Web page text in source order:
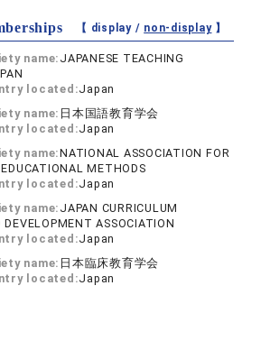
【 display / non-display】
name: JAPANESE TEACHING
located:Japan
name: 日本国語教育学会
located:Japan
name:NATIONAL ASSOCIATION FOR
METHODS
located:Japan
name: JAPAN CURRICULUM
DEVELOPMENT ASSOCIATION
located:Japan
name: 日本臨床教育学会
located:Japan